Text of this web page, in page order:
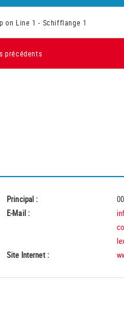
on Line 1- Schifflange 1
précédents
Principal :
E-Mail :
Site Internet :